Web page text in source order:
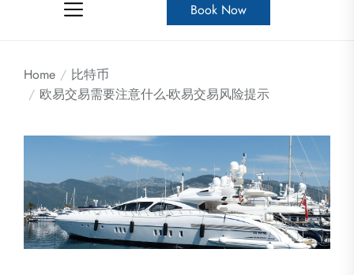
Book Now
Home
比特币
欧易交易需要注意什么-欧易交易风险提示